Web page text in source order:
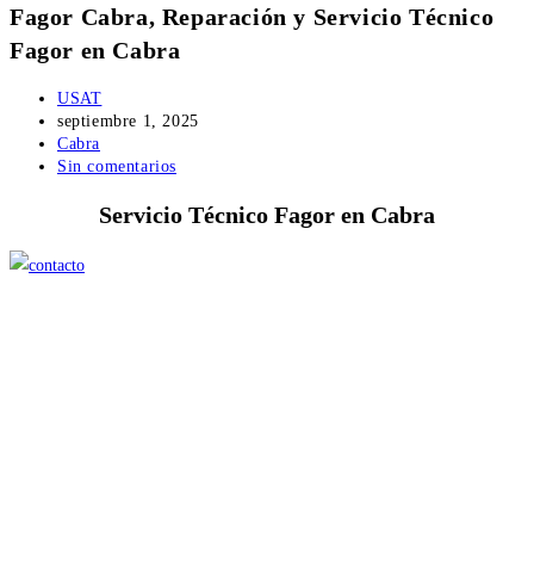
Fagor Cabra, Reparación y Servicio Técnico
Fagor en Cabra
Autor
de
la
entrada:
USAT
Publicación
de
la
septiembre 1, 2025
Categoría
de
entrada:
Cabra
Comentarios
Sin comentarios
Servicio Técnico Fagor en Cabra